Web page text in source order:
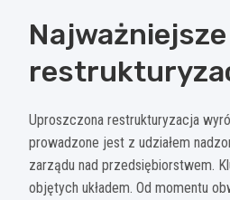
Uproszczona restrukturyzacja
prowadzone jest z udziałem
zarządu nad przedsiębiorstwem.
objętych układem. Od momentu